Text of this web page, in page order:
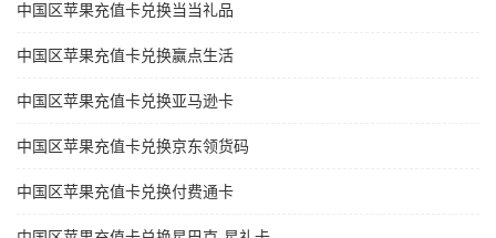
中国区苹果充值卡兑换当当礼品
中国区苹果充值卡兑换赢点生活
中国区苹果充值卡兑换亚马逊卡
中国区苹果充值卡兑换京东领货码
中国区苹果充值卡兑换付费通卡